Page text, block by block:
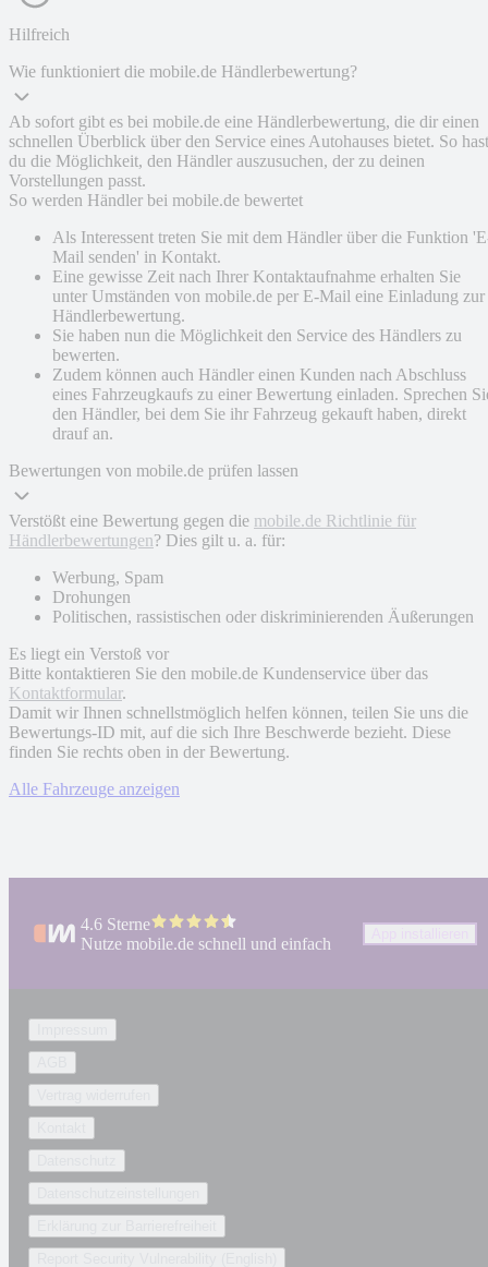
Hilfreich
Wie funktioniert die mobile.de Händlerbewertung?
Ab sofort gibt es bei mobile.de eine Händlerbewertung, die dir einen
schnellen Überblick über den Service eines Autohauses bietet. So hast
du die Möglichkeit, den Händler auszusuchen, der zu deinen
Vorstellungen passt.
So werden Händler bei mobile.de bewertet
Als Interessent treten Sie mit dem Händler über die Funktion
Mail senden' in Kontakt.
Eine gewisse Zeit nach Ihrer Kontaktaufnahme erhalten Sie
unter Umständen von mobile.de per E-Mail eine Einladung zur
Händlerbewertung.
Sie haben nun die Möglichkeit den Service des Händlers zu
bewerten.
Zudem können auch Händler einen Kunden nach Abschluss
eines Fahrzeugkaufs zu einer Bewertung einladen. Sprechen
den Händler, bei dem Sie ihr Fahrzeug gekauft haben, direkt
drauf an.
Bewertungen von mobile.de prüfen lassen
Verstößt eine Bewertung gegen die mobile.de Richtlinie für
Händlerbewertungen? Dies gilt u. a. für:
Werbung, Spam
Drohungen
Politischen, rassistischen oder diskriminierenden Äußerungen
Es liegt ein Verstoß vor
Bitte kontaktieren Sie den mobile.de Kundenservice über das
Kontaktformular.
Damit wir Ihnen schnellstmöglich helfen können, teilen Sie uns die
Bewertungs-ID mit, auf die sich Ihre Beschwerde bezieht. Diese
finden Sie rechts oben in der Bewertung.
Alle Fahrzeuge anzeigen
4.6 Sterne
Nutze mobile.de schnell und einfach